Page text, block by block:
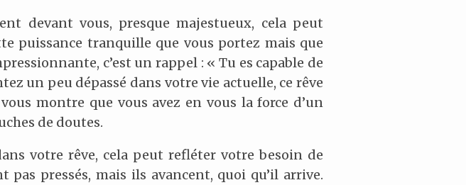
devant vous, presque majestueux, cela peut
puissance tranquille que vous portez mais que
c’est un rappel : « Tu es capable de
un peu dépassé dans votre vie actuelle, ce rêve
montre que vous avez en vous la force d’un
de doutes.
votre rêve, cela peut refléter votre besoin de
pressés, mais ils avancent, quoi qu’il arrive.